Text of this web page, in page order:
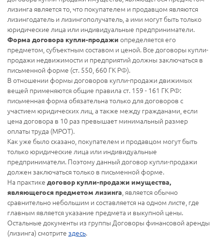
лизинга является то, что покупателем и продавцом являются
лизингодатель и лизингополучатель, а ими могут быть только
юридические лица или индивидуальные предприниматели.
Форма договора купли-продажи определяется его
предметом, субъектным составом и ценой. Все договоры купли-
продажи недвижимости и предприятий должны заключаться в
письменной форме (ст. 550, 660 ГК РФ).
В отношении формы договоров купли-продажи движимых
вещей применяются общие правила ст. 159 - 161 ГК РФ:
письменная форма обязательна только для договоров с
участием юридических лиц, а также между гражданами, если
цена договора в 10 раз превышает минимальный размер
оплаты труда (МРОТ).
Как уже было сказано, покупателем и продавцом могут быть
только юридические лица или индивидуальные
предприниматели. Поэтому данный договор купли-продажи
должен заключаться только в письменной форме.
На практике договор купли-продажи имущества,
являющегося предметом лизинга , является обычно
сравнительно небольшим и составляется на одном листе, где
главным является указание предмета и выкупной цены.
Остальные документы из группы Договоры финансовой аренды
(лизинга) смотрите здесь.